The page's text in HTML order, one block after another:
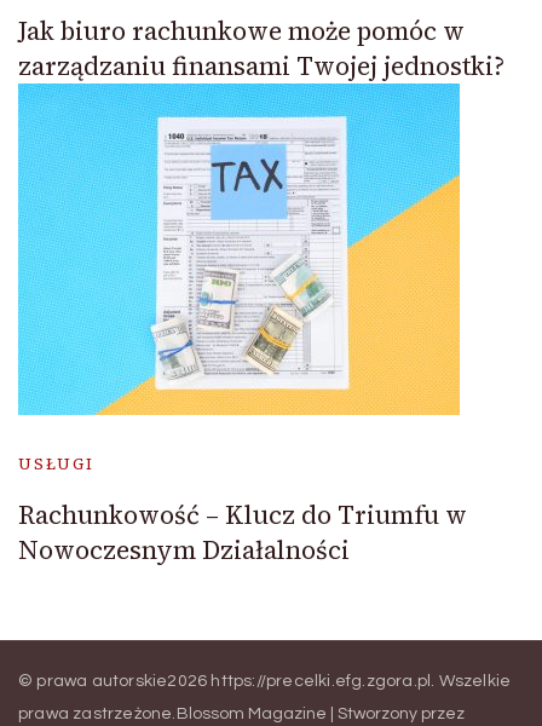
Jak biuro rachunkowe może pomóc w
zarządzaniu finansami Twojej jednostki?
USŁUGI
Rachunkowość – Klucz do Triumfu w
Nowoczesnym Działalności
© prawa autorskie2026 https://precelki.efg.zgora.pl . Wszelkie
prawa zastrzeżone. Blossom Magazine | Stworzony przez